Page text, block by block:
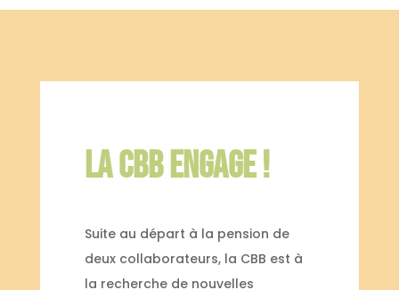
LA CBB ENGAGE !
Suite au départ à la pension de
deux collaborateurs, la CBB est à
la recherche de nouvelles